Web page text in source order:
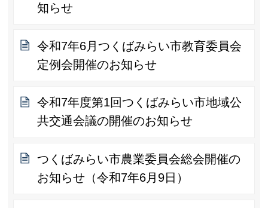
知らせ
令和7年6月つくばみらい市教育委員会
定例会開催のお知らせ
令和7年度第1回つくばみらい市地域公
共交通会議の開催のお知らせ
つくばみらい市農業委員会総会開催の
お知らせ（令和7年6月9日）